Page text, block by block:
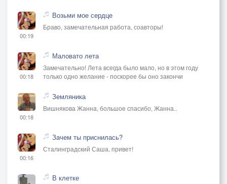
00:19
Возьми мое сердце
Браво, замечательная работа, соавторы!
00:18
Маловато лета
Замечательно! Лета всегда было мало, но в этом году
только одно желание - поскорее бы оно закончи
00:18
Земляника
Вишнякова Жанна, большое спасибо, Жанна..
00:16
Зачем ты приснилась?
Сталинградский Саша, привет!
В клетке